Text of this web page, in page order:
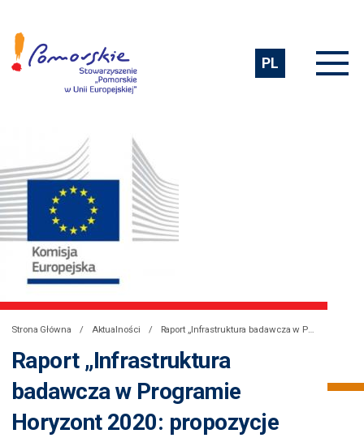
PL
Strona Główna Aktualności Raport „Infrastruktura badawcza w Programie Horyzont 2020: propozycje tematyki badawczej”
Raport „Infrastruktura
badawcza w Programie
Horyzont 2020: propozycje